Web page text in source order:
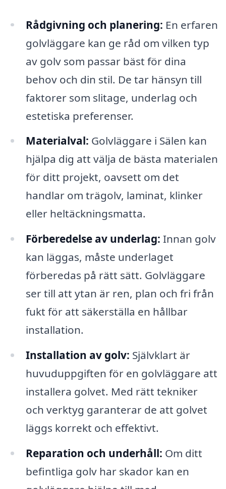
Rådgivning och planering: En erfaren
golvläggare kan ge råd om vilken typ
av golv som passar bäst för dina
behov och din stil. De tar hänsyn till
faktorer som slitage, underlag och
estetiska preferenser.
Materialval: Golvläggare i Sälen kan
hjälpa dig att välja de bästa materialen
för ditt projekt, oavsett om det
handlar om trägolv, laminat, klinker
eller heltäckningsmatta.
Förberedelse av underlag: Innan golv
kan läggas, måste underlaget
förberedas på rätt sätt. Golvläggare
ser till att ytan är ren, plan och fri från
fukt för att säkerställa en hållbar
installation.
Installation av golv: Självklart är
huvuduppgiften för en golvläggare att
installera golvet. Med rätt tekniker
och verktyg garanterar de att golvet
läggs korrekt och effektivt.
Reparation och underhåll: Om ditt
befintliga golv har skador kan en